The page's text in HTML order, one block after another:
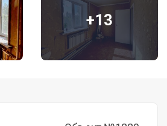
+13